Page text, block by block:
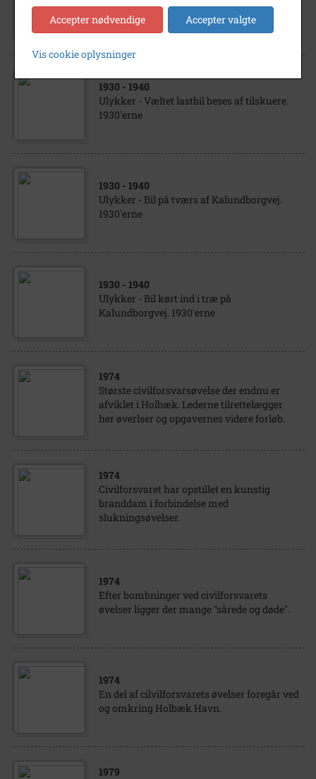
Ulykker - Bil kørt ind i træ. 1930'erne
1930 - 1940
Ulykker - Væltet lastbil beses af tilskuere.
1930'erne
1930 - 1940
Ulykker - Bil på tværs af Kalundborgvej.
1930'erne
1930 - 1940
Ulykker - Bil kørt ind i træ på
Kalundborgvej. 1930'erne
1974
Største civilforsvarsøvelse der endnu er
afviklet i Holbæk. Lederne tilrettelægger
her øverlser og opgavernes videre forløb.
1974
Civilforsvaret har opstillet en kunstig
branddam i forbindelse med
slukningsøvelser.
1974
Efter bombninger ved civilforsvarets
øvelser ligger der mange "sårede og døde".
1974
En del af cilvilforsvarets øvelser foregår ved
og omkring Holbæk Havn.
1979
Accepter nødvendige Accepter valgte
Vis cookie oplysninger